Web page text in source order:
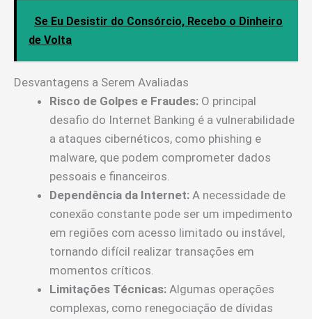
Se Eu Desistir do Consórcio, Recebo o Dinheiro
de Volta
Desvantagens a Serem Avaliadas
Risco de Golpes e Fraudes: O principal
desafio do Internet Banking é a vulnerabilidade
a ataques cibernéticos, como phishing e
malware, que podem comprometer dados
pessoais e financeiros.
Dependência da Internet: A necessidade de
conexão constante pode ser um impedimento
em regiões com acesso limitado ou instável,
tornando difícil realizar transações em
momentos críticos.
Limitações Técnicas: Algumas operações
complexas, como renegociação de dívidas